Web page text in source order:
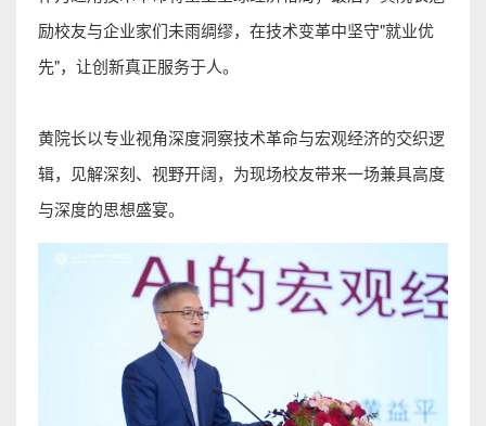
励校友与企业家们未雨绸缪，在技术变革中坚守"就业优
先"，让创新真正服务于人。
黄院长以专业视角深度洞察技术革命与宏观经济的交织逻
辑，见解深刻、视野开阔，为现场校友带来一场兼具高度
与深度的思想盛宴。